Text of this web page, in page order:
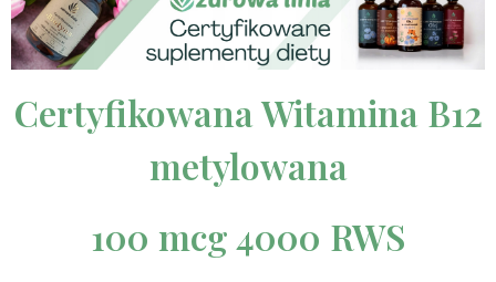
Certyfikowana Witamina B12
metylowana
100 mcg 4000 RWS